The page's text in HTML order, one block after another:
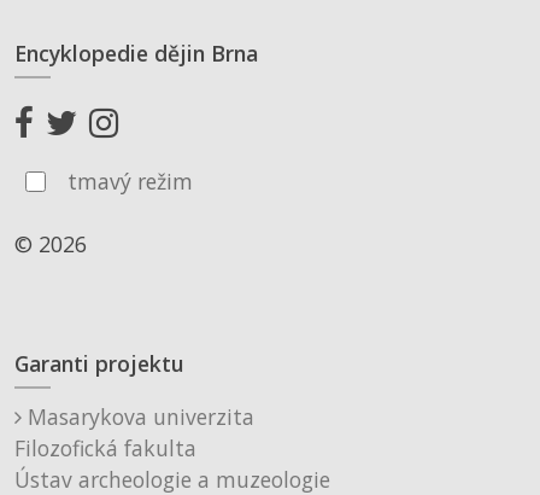
Encyklopedie dějin Brna
tmavý režim
© 2026
Garanti projektu
Masarykova univerzita
Filozofická fakulta
Ústav archeologie a muzeologie